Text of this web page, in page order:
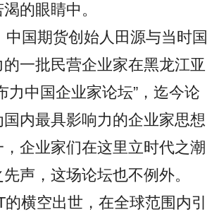
的眼睛中。
中国期货创始人田源与当时国
一批民营企业家在黑龙江亚
力中国企业家论坛”，迄今论
内最具影响力的企业家思想
企业家们在这里立时代之潮
声，这场论坛也不例外。
的横空出世，在全球范围内引